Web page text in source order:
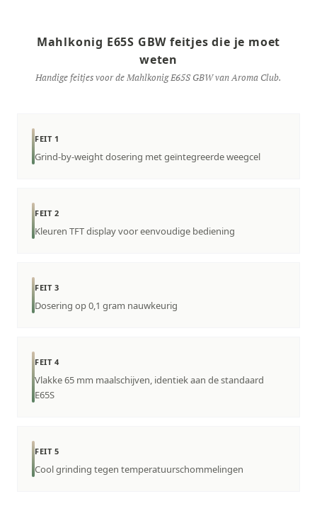
Mahlkonig E65S GBW feitjes die je moet
weten
Handige feitjes voor de Mahlkonig E65S GBW van Aroma Club.
FEIT 1
Grind-by-weight dosering met geïntegreerde weegcel
FEIT 2
Kleuren TFT display voor eenvoudige bediening
FEIT 3
Dosering op 0,1 gram nauwkeurig
FEIT 4
Vlakke 65 mm maalschijven, identiek aan de standaard
E65S
FEIT 5
Cool grinding tegen temperatuurschommelingen